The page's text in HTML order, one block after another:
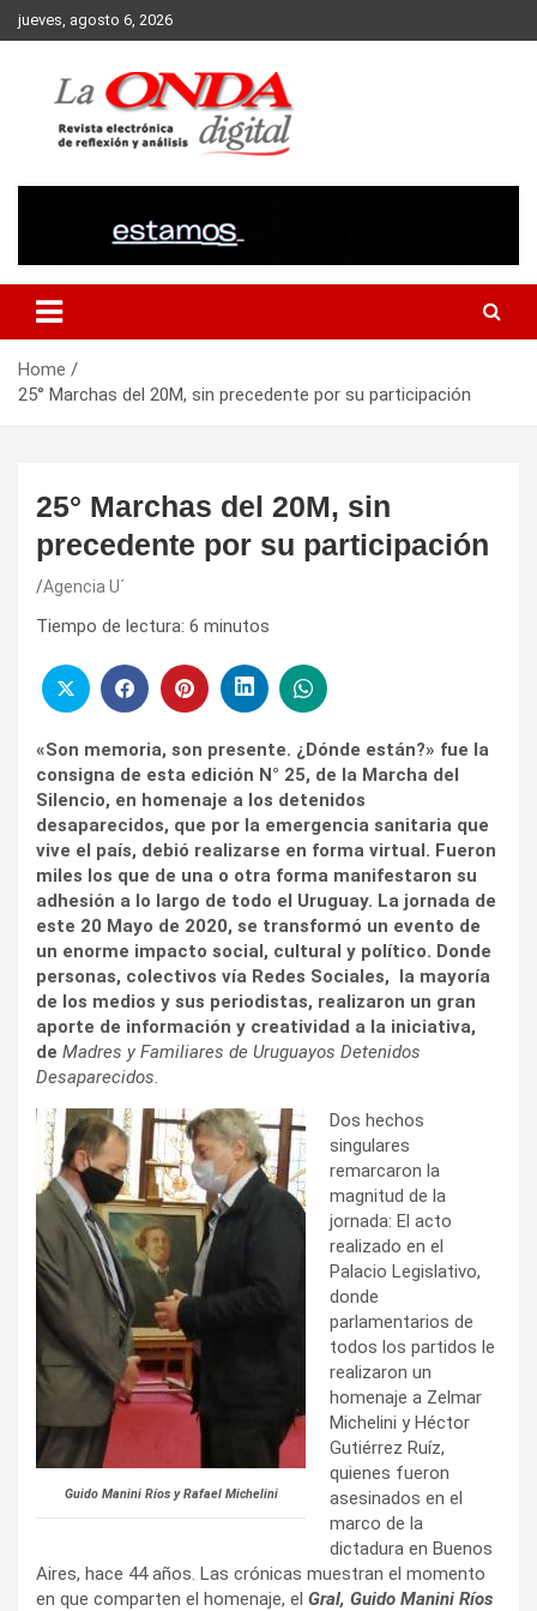
Skip
to
jueves, agosto 6, 2026
Home
25° Marchas del 20M, sin precedente por su participación
25° Marchas del 20M, sin
precedente por su participación
Agencia U´
Tiempo de lectura: 6 minutos
«Son memoria, son presente. ¿Dónde están?» fue la
consigna de esta edición N° 25, de la Marcha del
Silencio, en homenaje a los detenidos
desaparecidos, que por la emergencia sanitaria que
vive el país, debió realizarse en forma virtual. Fueron
miles los que de una o otra forma manifestaron su
adhesión a lo largo de todo el Uruguay. La jornada de
este 20 Mayo de 2020, se transformó un evento de
un enorme impacto social, cultural y político. Donde
personas, colectivos vía Redes Sociales, la mayoría
de los medios y sus periodistas, realizaron un gran
aporte de información y creatividad a la iniciativa,
de Madres y Familiares de Uruguayos Detenidos
Desaparecidos.
Guido Manini Ríos y Rafael Michelini
Dos hechos
singulares
remarcaron la
magnitud de la
jornada: El acto
realizado en el
Palacio Legislativo,
donde
parlamentarios de
todos los partidos le
realizaron un
homenaje a Zelmar
Michelini y Héctor
Gutiérrez Ruíz,
quienes fueron
asesinados en el
marco de la
dictadura en Buenos
Aires, hace 44 años. Las crónicas muestran el momento
en que comparten el homenaje, el Gral, Guido Manini Ríos